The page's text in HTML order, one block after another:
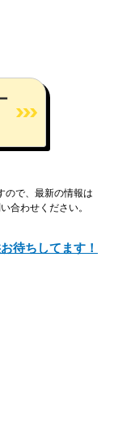
ので、最新の情報は
合わせください。
待ちしてます！